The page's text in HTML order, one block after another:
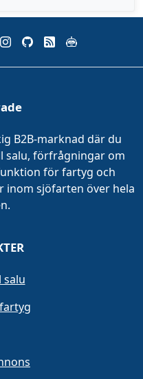
B2B-marknad där du
salu, förfrågningar om
för fartyg och
sjöfarten över hela
salu